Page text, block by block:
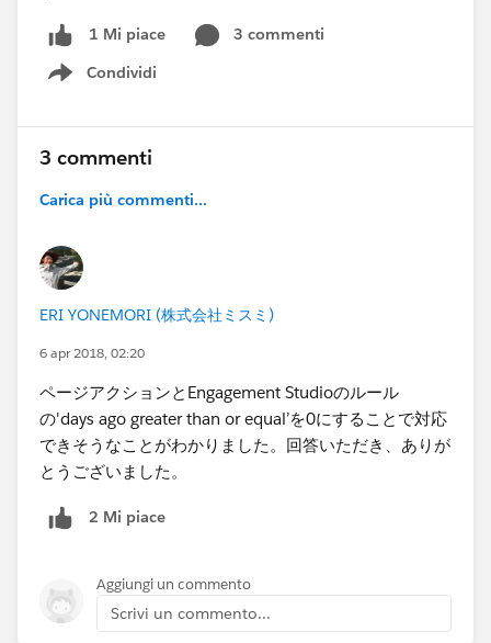
1 Mi piace
3 commenti
Condividi
Show menu
3 commenti
Carica più commenti...
ERI YONEMORI (株式会社ミスミ)
6 apr 2018, 02:20
ページアクションとEngagement Studioのルール
の'days ago greater than or equal’を0にすることで対応
できそうなことがわかりました。回答いただき、ありが
とうございました。
2 Mi piace
Aggiungi un commento
Scrivi un commento...